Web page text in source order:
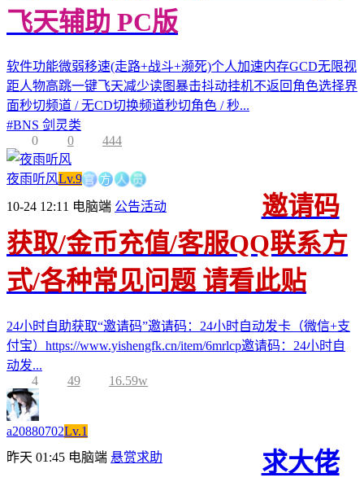
飞天辅助 PC版
软件功能微弱移速(走路+战斗+濒死)个人加速内存GCD无限视
距人物高跳一键飞天减少读图暴击抖动挂机不返回角色选择界
面秒切频道 / 无CD切换频道秒切角色 / 秒...
#BNS 剑灵类
0
0 444
夜雨听风Lv.9官方人员
10-24 12:11 电脑端 公告活动
邀请码
获取/金币充值/客服QQ联系方
式/各种常见问题 请看此贴
24小时自助获取“邀请码”邀请码：24小时自动发卡（微信+支
付宝）https://www.yishengfk.cn/item/6mrlcp邀请码：24小时自
动发...
4
49 16.59w
a20880702Lv.1
昨天 01:45 电脑端 悬赏求助
求大佬